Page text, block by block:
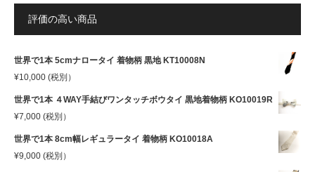
評価の高い商品
世界で1本 5cmナロータイ 着物柄 黒地 KT10008N
¥10,000 (税別）
世界で1本 ４WAY手結びワンタッチボウタイ 黒地着物柄 KO10019R
¥7,000 (税別）
世界で1本 8cm幅レギュラータイ 着物柄 KO10018A
¥9,000 (税別）